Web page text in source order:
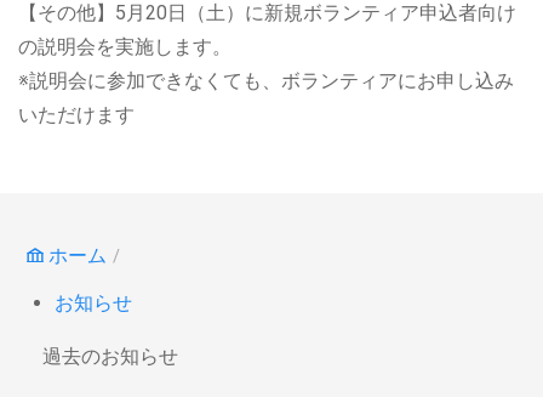
【その他】5月20日（土）に新規ボランティア申込者向け
の説明会を実施します。
※説明会に参加できなくても、ボランティアにお申し込み
いただけます
ホーム
お知らせ
過去のお知らせ